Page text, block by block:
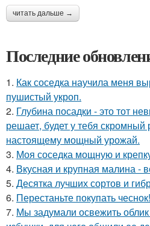
читать дальше →
Последние
1. Как соседка научила меня
пушистый укроп.
2. Глубина посадки - это тот
решает, будет у тебя скромный
настоящему мощный урожай.
3. Моя соседка мощную и
4. Вкусная и крупная малина -
5. Десятка лучших сортов и
6. Перестаньте покупать чеснок!
7. Мы задумали освежить